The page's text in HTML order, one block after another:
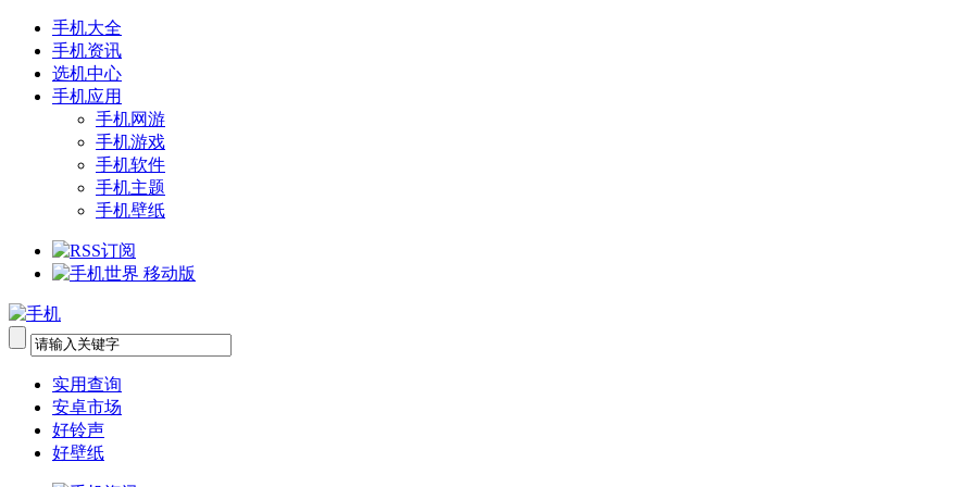
手机大全
手机资讯
选机中心
手机应用
手机网游
手机游戏
手机软件
手机主题
手机壁纸
实用查询
安卓市场
好铃声
好壁纸